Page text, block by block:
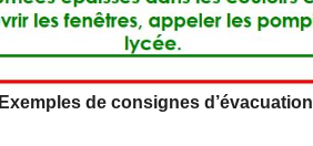
Exemples de consignes d’évacuation